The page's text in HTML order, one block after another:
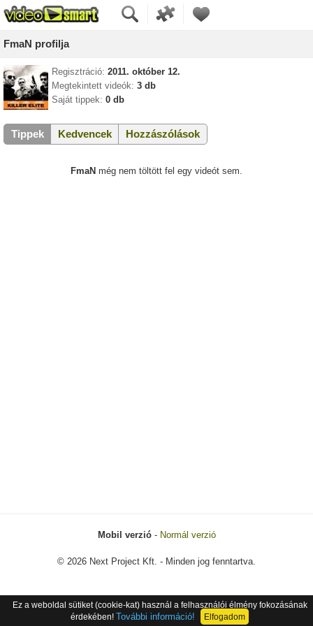
FmaN profilja
Regisztráció: 2011. október 12.
Megtekintett videók: 3 db
Saját tippek: 0 db
Tippek Kedvencek Hozzászólások
FmaN még nem töltött fel egy videót sem.
Mobil verzió- Normál verzió
© 2026 Next Project Kft. - Minden jog fenntartva.
Ez a weboldal sütiket (cookie-kat) használ a felhasználói élmény fokozásának
érdekében! További információ! Elfogadom